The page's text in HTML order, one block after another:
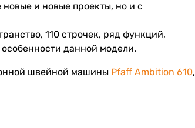
и новые проекты, но и с
110 строчек, ряд функций,
данной модели.
швейной машины Pfaff Ambition 610,